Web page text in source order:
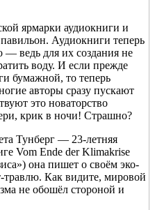
ярмарки аудиокниги и
Аудиокниги теперь
— ведь для их создания не
воду. И если прежде
бумажной, то теперь
авторы сразу пускают
это новаторство
крик в ночи! Страшно?
Тунберг — 23-летняя
Vom Ende der Klimakrise
она пишет о своём эко-
травлю. Как видите, мировой
не обошёл стороной и